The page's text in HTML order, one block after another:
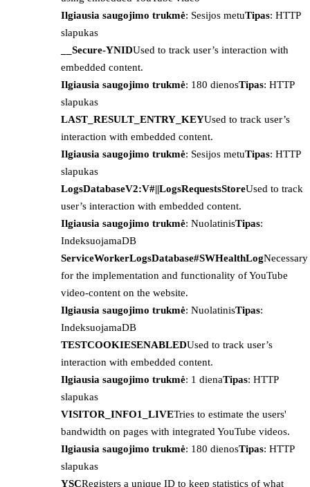
Ilgiausia saugojimo trukmė: Sesijos metuTipas: HTTP
slapukas
__Secure-YNIDUsed to track user’s interaction with
embedded content.
Ilgiausia saugojimo trukmė: 180 dienosTipas: HTTP
slapukas
LAST_RESULT_ENTRY_KEYUsed to track user’s
interaction with embedded content.
Ilgiausia saugojimo trukmė: Sesijos metuTipas: HTTP
slapukas
LogsDatabaseV2:V#||LogsRequestsStoreUsed to track
user’s interaction with embedded content.
Ilgiausia saugojimo trukmė: NuolatinisTipas:
IndeksuojamaDB
ServiceWorkerLogsDatabase#SWHealthLogNecessary
for the implementation and functionality of YouTube
video-content on the website.
Ilgiausia saugojimo trukmė: NuolatinisTipas:
IndeksuojamaDB
TESTCOOKIESENABLEDUsed to track user’s
interaction with embedded content.
Ilgiausia saugojimo trukmė: 1 dienaTipas: HTTP
slapukas
VISITOR_INFO1_LIVETries to estimate the users'
bandwidth on pages with integrated YouTube videos.
Ilgiausia saugojimo trukmė: 180 dienosTipas: HTTP
slapukas
YSCRegisters a unique ID to keep statistics of what